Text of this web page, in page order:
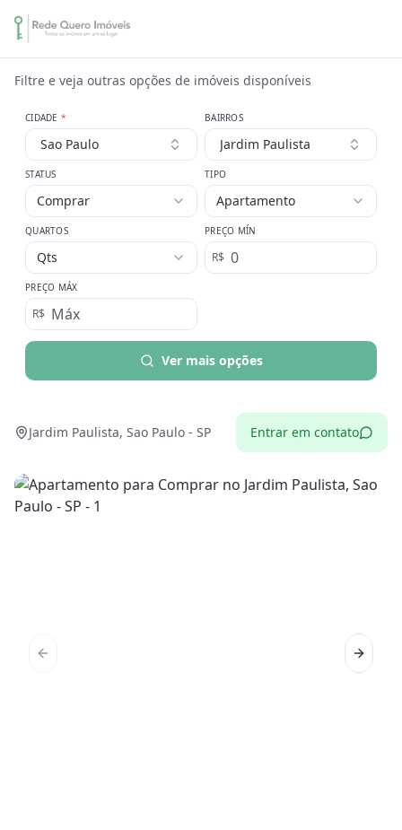
Filtre e veja outras opções de imóveis disponíveis
CIDADE *
Sao Paulo
BAIRROS
Jardim Paulista
STATUS
Comprar
TIPO
Apartamento
QUARTOS
Qts
PREÇO MÍN
R$
PREÇO MÁX
R$
Ver mais opções
Jardim Paulista, Sao Paulo - SP Entrar em contato
Previous slide Next